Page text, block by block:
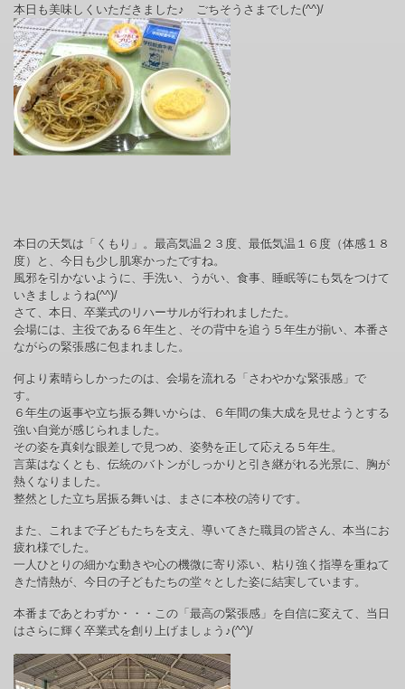
本日も美味しくいただきました♪ ごちそうさまでした(^^)/
本日の天気は「くもり」。最高気温２３度、最低気温１６度（体感１８
度）と、今日も少し肌寒かったですね。
風邪を引かないように、手洗い、うがい、食事、睡眠等にも気をつけて
いきましょうね(^^)/
さて、 本日、卒業式のリハーサルが行われましたた。
会場には、主役である６年生と、その背中を追う５年生が揃い、本番さ
ながらの緊張感に包まれました。
何より素晴らしかったのは、会場を流れる「さわやかな緊張感」で
す。
６年生の返事や立ち振る舞いからは、６年間の集大成を見せようとする
強い自覚が感じられました。
その姿を真剣な眼差しで見つめ、姿勢を正して応える５年生。
言葉はなくとも、伝統のバトンがしっかりと引き継がれる光景に、胸が
熱くなりました。
整然とした立ち居振る舞いは、まさに本校の誇りです。
また、これまで子どもたちを支え、導いてきた職員の皆さん、本当にお
疲れ様でした。
一人ひとりの細かな動きや心の機微に寄り添い、粘り強く指導を重ねて
きた情熱が、今日の子どもたちの堂々とした姿に結実しています。
本番まであとわずか・・・この「最高の緊張感」を自信に変えて、当日
はさらに輝く卒業式を創り上げましょう♪(^^)/